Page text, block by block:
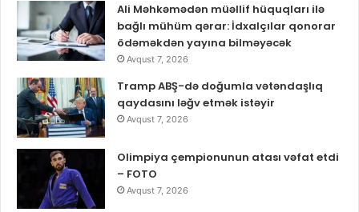
Ali Məhkəmədən müəllif hüquqları ilə
bağlı mühüm qərar: İdxalçılar qonorar
ödəməkdən yayına bilməyəcək
Avqust 7, 2026
Tramp ABŞ-də doğumla vətəndaşlıq
qaydasını ləğv etmək istəyir
Avqust 7, 2026
Olimpiya çempionunun atası vəfat etdi
– FOTO
Avqust 7, 2026